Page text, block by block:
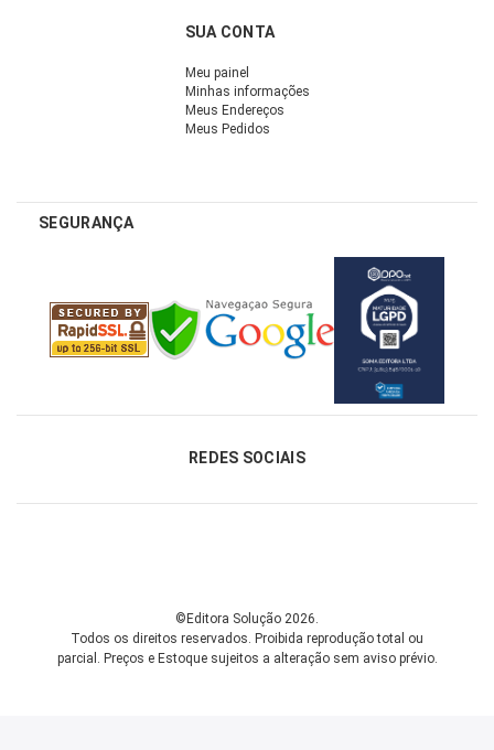
SUA CONTA
Meu painel
Minhas informações
Meus Endereços
Meus Pedidos
SEGURANÇA
REDES SOCIAIS
©Editora Solução 2026.
Todos os direitos reservados. Proibida reprodução total ou
parcial. Preços e Estoque sujeitos a alteração sem aviso prévio.